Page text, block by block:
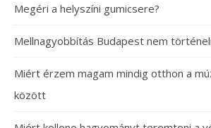
Megéri a helyszíni gumicsere?
Mellnagyobbítás Budapest nem
Miért érzem magam mindig otthon a
között